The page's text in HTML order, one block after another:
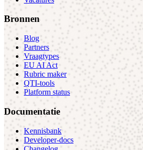
Bronnen
Blog
Partners
Vraagtypes
EU AI Act
Rubric maker
QTI-tools
Platform status
Documentatie
Kennisbank
Developer-docs